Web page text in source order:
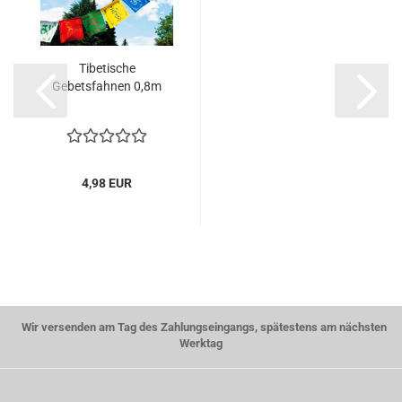
Tibetische
Gebetsfahnen 0,8m
4,98 EUR
Wir versenden am Tag des Zahlungseingangs, spätestens am nächsten
Werktag